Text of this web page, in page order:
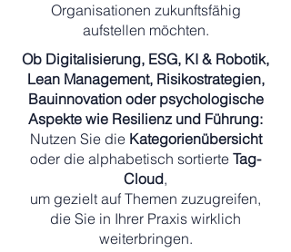
Organisationen zukunftsfähig
aufstellen möchten.
Ob Digitalisierung, ESG, KI & Robotik,
Lean Management, Risikostrategien,
Bauinnovation oder psychologische
Aspekte wie Resilienz und Führung:
Nutzen Sie die Kategorienübersicht
oder die alphabetisch sortierte Tag-
Cloud,
um gezielt auf Themen zuzugreifen,
die Sie in Ihrer Praxis wirklich
weiterbringen.